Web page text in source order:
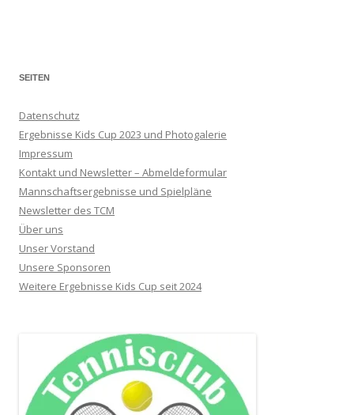
SEITEN
Datenschutz
Ergebnisse Kids Cup 2023 und Photogalerie
Impressum
Kontakt und Newsletter – Abmeldeformular
Mannschaftsergebnisse und Spielpläne
Newsletter des TCM
Über uns
Unser Vorstand
Unsere Sponsoren
Weitere Ergebnisse Kids Cup seit 2024